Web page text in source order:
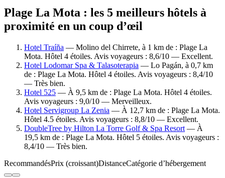
Plage La Mota : les 5 meilleurs hôtels à
proximité en un coup d’œil
Hotel Traíña — Molino del Chirrete, à 1 km de : Plage La
Mota. Hôtel 4 étoiles. Avis voyageurs : 8,6/10 — Excellent.
Hotel Lodomar Spa & Talasoterapia — Lo Pagán, à 0,7 km
de : Plage La Mota. Hôtel 4 étoiles. Avis voyageurs : 8,4/10
— Très bien.
Hotel 525 — À 9,5 km de : Plage La Mota. Hôtel 4 étoiles.
Avis voyageurs : 9,0/10 — Merveilleux.
Hotel Servigroup La Zenia — À 12,7 km de : Plage La Mota.
Hôtel 4.5 étoiles. Avis voyageurs : 8,8/10 — Excellent.
DoubleTree by Hilton La Torre Golf & Spa Resort — À
19,5 km de : Plage La Mota. Hôtel 5 étoiles. Avis voyageurs :
8,4/10 — Très bien.
RecommandésPrix (croissant)DistanceCatégorie d’hébergement